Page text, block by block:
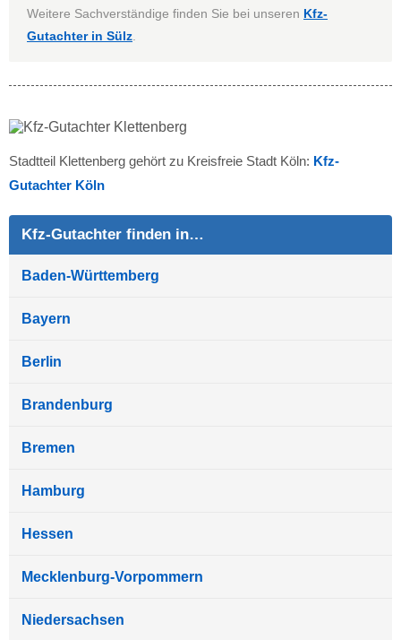
Weitere Sachverständige finden Sie bei unseren Kfz-
Gutachter in Sülz.
Stadtteil Klettenberg gehört zu Kreisfreie Stadt Köln: Kfz-
Gutachter Köln
Kfz-Gutachter finden in…
Baden-Württemberg
Bayern
Berlin
Brandenburg
Bremen
Hamburg
Hessen
Mecklenburg-Vorpommern
Niedersachsen